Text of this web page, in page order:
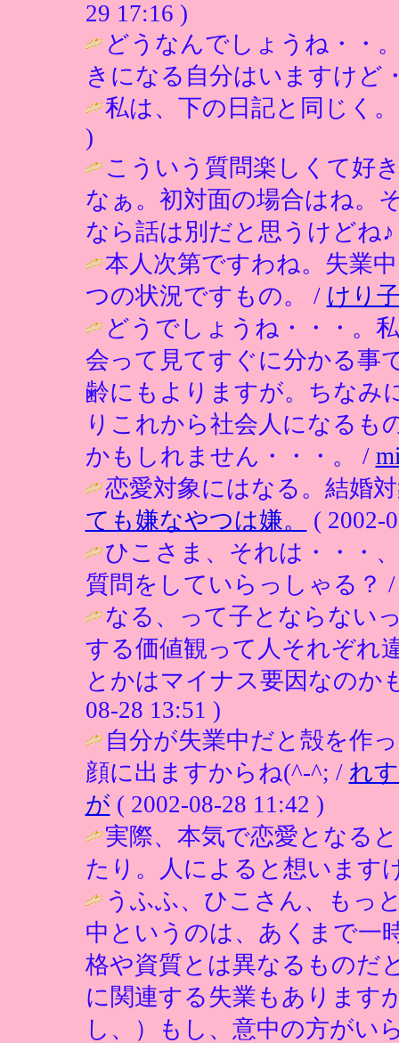
29 17:16 )
どうなんでしょうね・・
きになる自分はいますけど
私は、下の日記と同じく
)
こういう質問楽しくて好
なぁ。初対面の場合はね。
なら話は別だと思うけどね
本人次第ですわね。失業
つの状況ですもの。 / けり
どうでしょうね・・・。
会って見てすぐに分かる事
齢にもよりますが。ちなみ
りこれから社会人になるも
かもしれません・・・。 /
恋愛対象にはなる。結婚
ても嫌なやつは嫌。
( 2002-
ひこさま、それは・・・
質問をしていらっしゃる？
なる、って子とならない
する価値観って人それぞれ
とかはマイナス要因なのか
08-28 13:51 )
自分が失業中だと殻を作
顔に出ますからね(^-^; / れ
が( 2002-08-28 11:42 )
実際、本気で恋愛となる
たり。人によると想います
うふふ、ひこさん、もっ
中というのは、あくまで一
格や資質とは異なるものだ
に関連する失業もあります
し、）もし、意中の方がい